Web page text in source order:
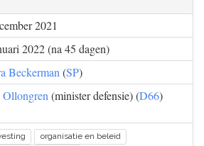
2021
2022 (na 45 dagen)
Beckerman (SP)
Ollongren (minister defensie) (D66)
organisatie en beleid